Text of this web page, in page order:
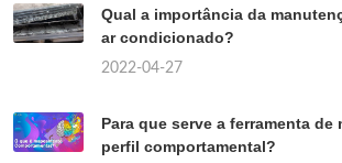
Qual a importância da
ar condicionado?
2022-04-27
Para que serve a ferramenta de
perfil comportamental?